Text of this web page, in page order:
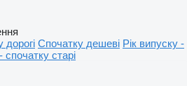
дорогі Спочатку дешеві Рік випуску -
спочатку старі